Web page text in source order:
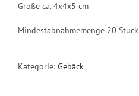
Größe ca. 4x4x5 cm
Mindestabnahmemenge 20 Stück
Kategorie: Gebäck